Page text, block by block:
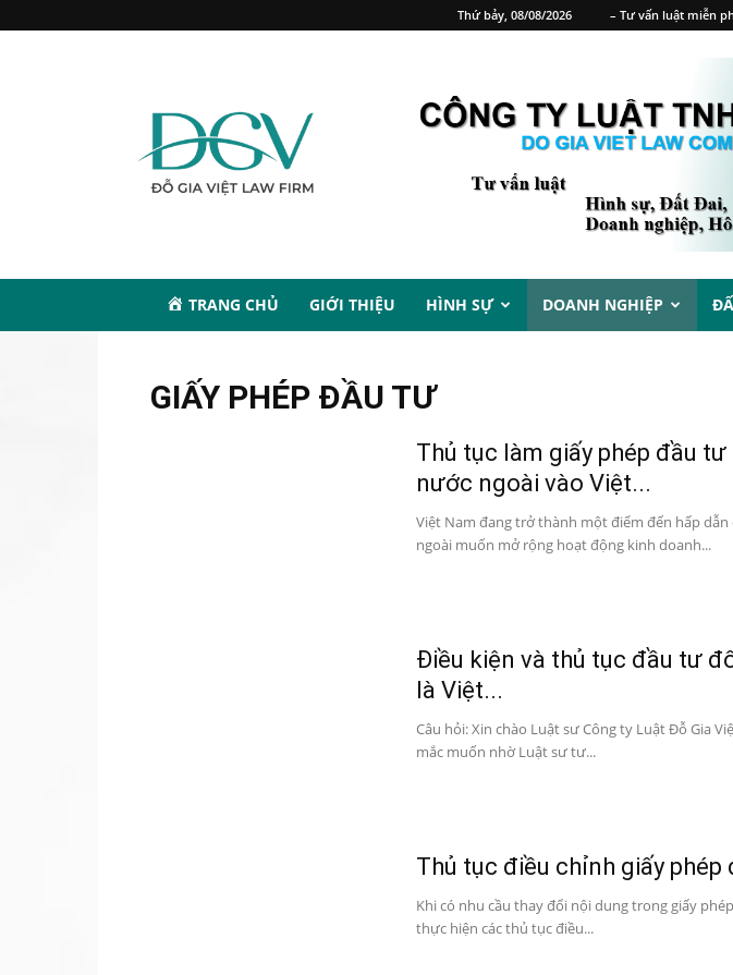
Thứ bảy, 08/08/2026 – Tư vấn luật miễn
TRANG CHỦ GIỚI THIỆU HÌNH SỰ DOANH NGHIỆP
GIẤY PHÉP ĐẦU TƯ
Thủ tục làm giấy phép đầu
nước ngoài vào Việt...
Việt Nam đang trở thành một điểm đến hấp
ngoài muốn mở rộng hoạt động kinh doanh...
Điều kiện và thủ tục đầu tư
là Việt...
Câu hỏi: Xin chào Luật sư Công ty Luật Đỗ Gia
mắc muốn nhờ Luật sư tư...
Thủ tục điều chỉnh giấy phép
Khi có nhu cầu thay đổi nội dung trong giấy
thực hiện các thủ tục điều...